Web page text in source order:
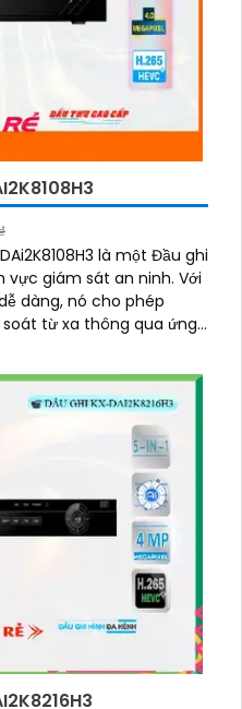
là một Đầu ghi
giám sát an ninh. Với
dàng, nó cho phép
từ xa thông qua ứng